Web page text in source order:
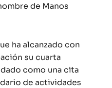
de Manos
ha alcanzado con
su cuarta
como una cita
de actividades